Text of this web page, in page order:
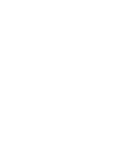
Furmint, Lipovina a